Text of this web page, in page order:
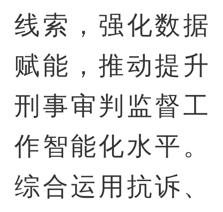
线索，强化数据
赋能，推动提升
刑事审判监督工
作智能化水平。
综合运用抗诉、